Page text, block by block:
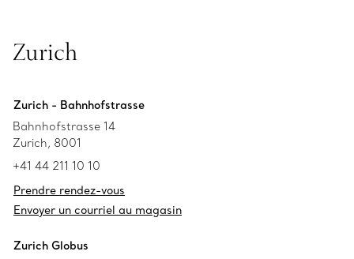
Zurich
Zurich - Bahnhofstrasse
Bahnhofstrasse 14
Zurich, 8001
+41 44 211 10 10
Prendre rendez-vous
Envoyer un courriel au magasin
Zurich Globus